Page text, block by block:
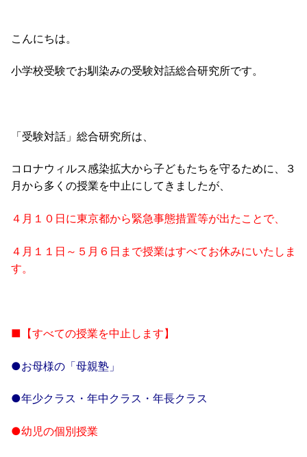
こんにちは。
小学校受験でお馴染みの受験対話総合研究所です。
「受験対話」総合研究所は、
コロナウィルス感染拡大から子どもたちを守るために、３
月から多くの授業を中止にしてきましたが、
４月１０日に東京都から緊急事態措置等が出たことで、
４月１１日～５月６日まで授業はすべてお休みにいたしま
す。
■【すべての授業を中止します】
●お母様の「母親塾」
●年少クラス・年中クラス・年長クラス
●幼児の個別授業